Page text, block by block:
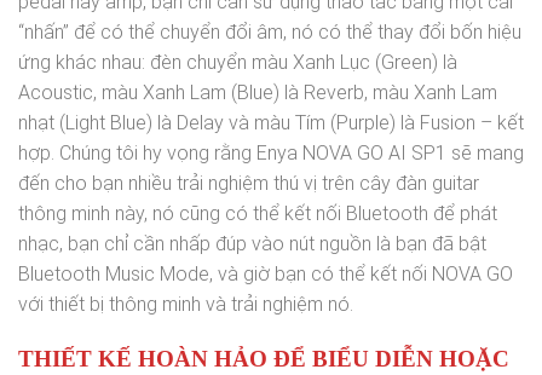
“nhấn” để có thể chuyển đổi âm, nó có thể thay đổi bốn hiệu
ứng khác nhau: đèn chuyển màu Xanh Lục (Green) là
Acoustic, màu Xanh Lam (Blue) là Reverb, màu Xanh Lam
nhạt (Light Blue) là Delay và màu Tím (Purple) là Fusion – kết
hợp. Chúng tôi hy vọng rằng Enya NOVA GO AI SP1 sẽ mang
đến cho bạn nhiều trải nghiệm thú vị trên cây đàn guitar
thông minh này, nó cũng có thể kết nối Bluetooth để phát
nhạc, bạn chỉ cần nhấp đúp vào nút nguồn là bạn đã bật
Bluetooth Music Mode, và giờ bạn có thể kết nối NOVA GO
với thiết bị thông minh và trải nghiệm nó.
THIẾT KẾ HOÀN HẢO ĐỂ BIỂU DIỄN HOẶC